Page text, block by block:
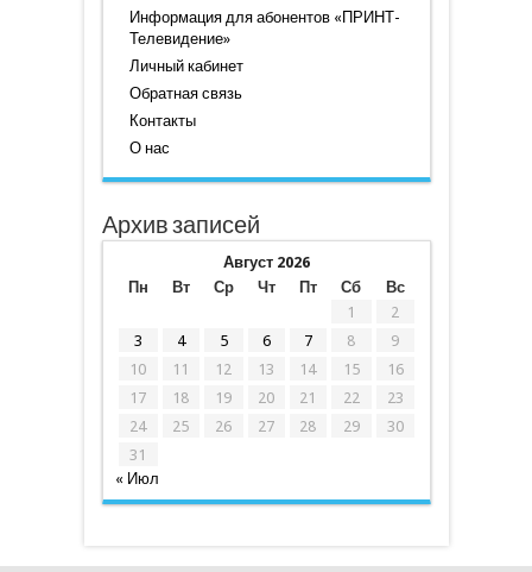
Информация для абонентов «ПРИНТ-
Телевидение»
Личный кабинет
Обратная связь
Контакты
О нас
Архив записей
Август 2026
Пн
Вт Ср Чт Пт Сб
Вс
1
2
3
4 5 6 7 8
9
10
11 12 13 14 15
16
17
18 19 20 21 22
23
24
25 26 27 28 29
30
31
« Июл